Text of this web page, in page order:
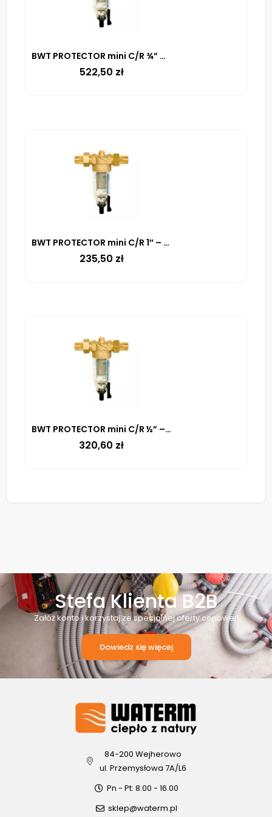
BWT PROTECTOR mini C/R ¾” HWS – filtr mechaniczny z płukaniem (100 µm)
522,50 zł
BWT PROTECTOR mini C/R 1″ – filtr mechaniczny z płukaniem (100 µm)
235,50 zł
BWT PROTECTOR mini C/R ½” – filtr mechaniczny z płukaniem (100 µm)
320,60 zł
Stefa Klienta B2B
Załóż konto i korzystaj ze specjalnej oferty cenowej!
Dowiedz się więcej
84-200 Wejherowo
ul. Przemysłowa 7A/L6
Pn - Pt: 8.00 - 16.00
sklep@waterm.pl